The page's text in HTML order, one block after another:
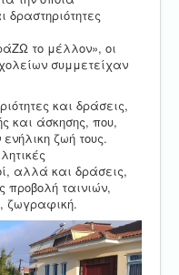
το μέλλον», οι
συμμετείχαν
και δράσεις,
και άσκησης, που,
ζωή τους.
αλλά και δράσεις,
προβολή ταινιών,
ζωγραφική.